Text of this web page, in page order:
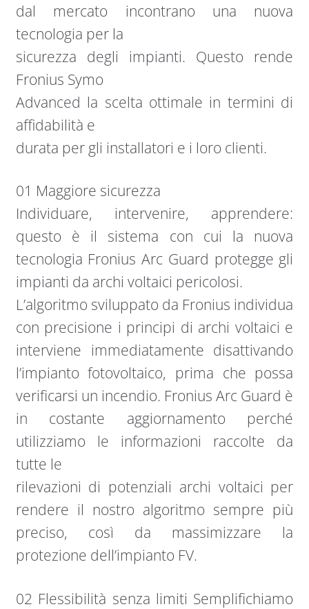
dal mercato incontrano una nuova
tecnologia per la
sicurezza degli impianti. Questo rende
Fronius Symo
Advanced la scelta ottimale in termini di
affidabilità e
durata per gli installatori e i loro clienti.
01 Maggiore sicurezza
Individuare, intervenire, apprendere:
questo è il sistema con cui la nuova
tecnologia Fronius Arc Guard protegge gli
impianti da archi voltaici pericolosi.
L’algoritmo sviluppato da Fronius individua
con precisione i principi di archi voltaici e
interviene immediatamente disattivando
l’impianto fotovoltaico, prima che possa
verificarsi un incendio. Fronius Arc Guard è
in costante aggiornamento perché
utilizziamo le informazioni raccolte da
tutte le
rilevazioni di potenziali archi voltaici per
rendere il nostro algoritmo sempre più
preciso, così da massimizzare la
protezione dell’impianto FV.
02 Flessibilità senza limiti Semplifichiamo